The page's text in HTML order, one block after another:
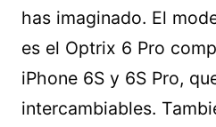
has imaginado. El
es el Optrix 6 Pro
iPhone 6S y 6S Pro,
intercambiables.